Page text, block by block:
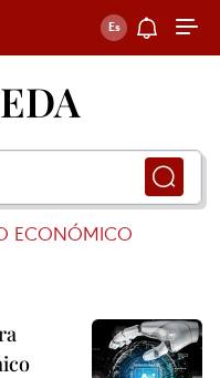
ECONÓMICO